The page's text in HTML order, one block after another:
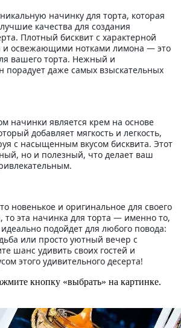
начинку для торта, которая
качества для создания
Плотный бисквит с характерной
и освежающими нотками лимона — это
вашего торта. Нежный и
порадует даже самых взыскательных
начинки является крем на основе
добавляет мягкость и легкость,
с насыщенным вкусом бисквита. Этот
но и полезный, что делает ваш
новенькое и оригинальное для своего
то эта начинка для торта — именно то,
подойдет для любого повода:
или просто уютный вечер с
шанс удивить своих гостей и
этого удивительного десерта!
кнопку «выбрать» на картинке.